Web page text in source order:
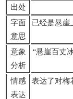
出处
字面
意思
已经是悬崖
意象
分析
“悬崖百丈
情感
表达
表达了对梅